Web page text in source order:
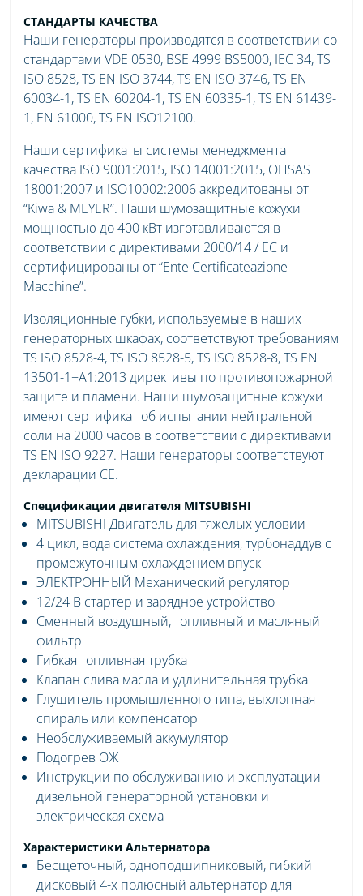
СТАНДАРТЫ КАЧЕСТВА
Наши генераторы производятся в соответствии со
стандартами VDE 0530, BSE 4999 BS5000, IEC 34, TS
ISO 8528, TS EN ISO 3744, TS EN ISO 3746, TS EN
60034-1, TS EN 60204-1, TS EN 60335-1, TS EN 61439-
1, EN 61000, TS EN ISO12100.
Наши сертификаты системы менеджмента
качества ISO 9001:2015, ISO 14001:2015, OHSAS
18001:2007 и ISO10002:2006 аккредитованы от
“Kiwa & MEYER”. Наши шумозащитные кожухи
мощностью до 400 кВт изготавливаются в
соответствии с директивами 2000/14 / EC и
сертифицированы от “Ente Certificateazione
Macchine”.
Изоляционные губки, используемые в наших
генераторных шкафах, соответствуют требованиям
TS ISO 8528-4, TS ISO 8528-5, TS ISO 8528-8, TS EN
13501-1+A1:2013 директивы по противопожарной
защите и пламени. Наши шумозащитные кожухи
имеют сертификат об испытании нейтральной
соли на 2000 часов в соответствии с директивами
TS EN ISO 9227. Наши генераторы соответствуют
декларации CE.
Спецификации двигателя MITSUBISHI
MITSUBISHI Двигатель для тяжелых условии
4 цикл, вода система охлаждения, турбонаддув с
промежуточным охлаждением впуск
ЭЛЕКТРОННЫЙ Механический регулятор
12/24 В стартер и зарядное устройство
Сменный воздушный, топливный и масляный
фильтр
Гибкая топливная трубка
Клапан слива масла и удлинительная трубка
Глушитель промышленного типа, выхлопная
спираль или компенсатор
Необслуживаемый аккумулятор
Подогрев ОЖ
Инструкции по обслуживанию и эксплуатации
дизельной генераторной установки и
электрическая схема
Характеристики Альтернатора
Бесщеточный, одноподшипниковый, гибкий
дисковый 4-х полюсный альтернатор для